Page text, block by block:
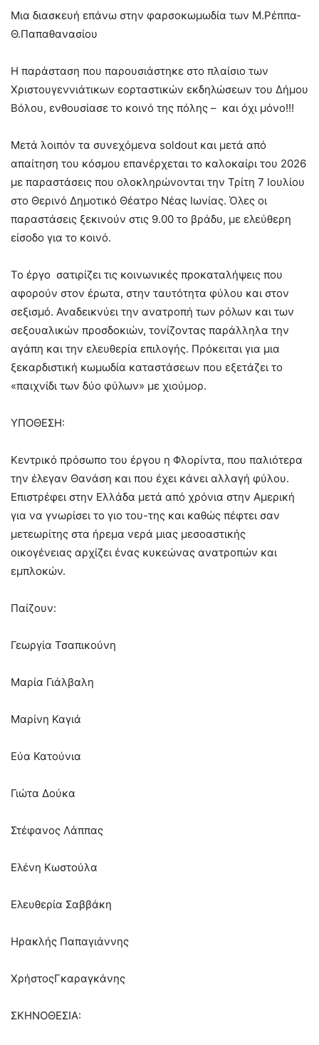
Μια διασκευή επάνω στην φαρσοκωμωδία των Μ.Ρέππα-
Θ.Παπαθανασίου
Η παράσταση που παρουσιάστηκε στο πλαίσιο των
Χριστουγεννιάτικων εορταστικών εκδηλώσεων του Δήμου
Βόλου, ενθουσίασε το κοινό της πόλης – και όχι μόνο!!!
Μετά λοιπόν τα συνεχόμενα soldout και μετά από
απαίτηση του κόσμου επανέρχεται το καλοκαίρι του 2026
με παραστάσεις που ολοκληρώνονται την Τρίτη 7 Ιουλίου
στο Θερινό Δημοτικό Θέατρο Νέας Ιωνίας. Όλες οι
παραστάσεις ξεκινούν στις 9.00 το βράδυ, με ελεύθερη
είσοδο για το κοινό.
Το έργο σατιρίζει τις κοινωνικές προκαταλήψεις που
αφορούν στον έρωτα, στην ταυτότητα φύλου και στον
σεξισμό. Αναδεικνύει την ανατροπή των ρόλων και των
σεξουαλικών προσδοκιών, τονίζοντας παράλληλα την
αγάπη και την ελευθερία επιλογής. Πρόκειται για μια
ξεκαρδιστική κωμωδία καταστάσεων που εξετάζει το
«παιχνίδι των δύο φύλων» με χιούμορ.
ΥΠΟΘΕΣΗ:
Κεντρικό πρόσωπο του έργου η Φλορίντα, που παλιότερα
την έλεγαν Θανάση και που έχει κάνει αλλαγή φύλου.
Επιστρέφει στην Ελλάδα μετά από χρόνια στην Αμερική
για να γνωρίσει το γιο του-της και καθώς πέφτει σαν
μετεωρίτης στα ήρεμα νερά μιας μεσοαστικής
οικογένειας αρχίζει ένας κυκεώνας ανατροπών και
εμπλοκών.
Παίζουν:
Γεωργία Τσαπικούνη
Μαρία Γιάλβαλη
Μαρίνη Καγιά
Εύα Κατούνια
Γιώτα Δούκα
Στέφανος Λάππας
Ελένη Κωστούλα
Ελευθερία Σαββάκη
Ηρακλής Παπαγιάννης
ΧρήστοςΓκαραγκάνης
ΣΚΗΝΟΘΕΣΙΑ: